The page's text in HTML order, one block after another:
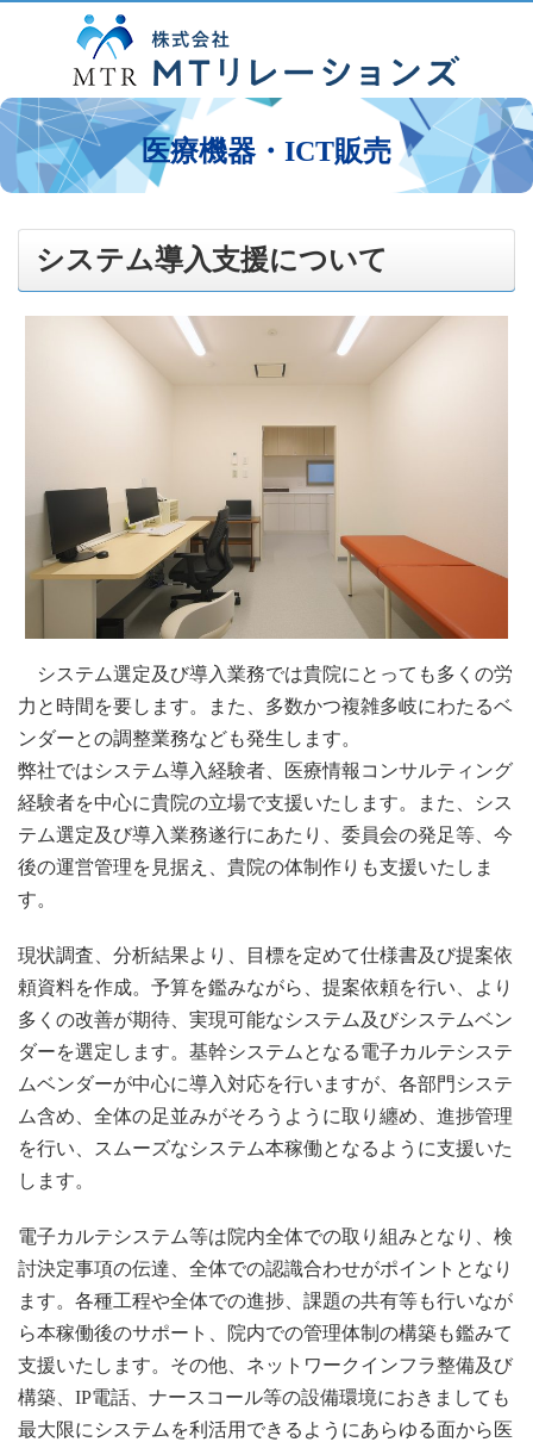
医療機器・ICT販売
システム導入支援について
システム選定及び導入業務では貴院にとっても多くの労
力と時間を要します。また、多数かつ複雑多岐にわたるベ
ンダーとの調整業務なども発生します。
弊社ではシステム導入経験者、医療情報コンサルティング
経験者を中心に貴院の立場で支援いたします。また、シス
テム選定及び導入業務遂行にあたり、委員会の発足等、今
後の運営管理を見据え、貴院の体制作りも支援いたしま
す。
現状調査、分析結果より、目標を定めて仕様書及び提案依
頼資料を作成。予算を鑑みながら、提案依頼を行い、より
多くの改善が期待、実現可能なシステム及びシステムベン
ダーを選定します。基幹システムとなる電子カルテシステ
ムベンダーが中心に導入対応を行いますが、各部門システ
ム含め、全体の足並みがそろうように取り纏め、進捗管理
を行い、スムーズなシステム本稼働となるように支援いた
します。
電子カルテシステム等は院内全体での取り組みとなり、検
討決定事項の伝達、全体での認識合わせがポイントとなり
ます。各種工程や全体での進捗、課題の共有等も行いなが
ら本稼働後のサポート、院内での管理体制の構築も鑑みて
支援いたします。その他、ネットワークインフラ整備及び
構築、IP電話、ナースコール等の設備環境におきましても
最大限にシステムを利活用できるようにあらゆる面から医